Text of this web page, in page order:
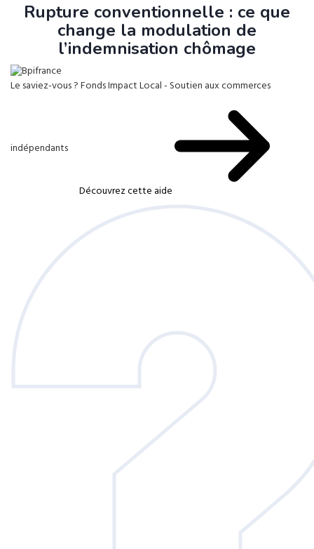
Rupture conventionnelle : ce que
change la modulation de
l’indemnisation chômage
Le saviez-vous ?Fonds Impact Local - Soutien aux commerces
indépendants
Découvrez cette aide